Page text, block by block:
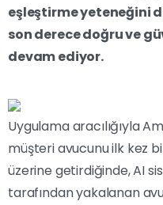
eşleştirme yeteneğini
son derece doğru ve
devam ediyor.
Uygulama aracılığıyla
müşteri avucunu ilk kez
üzerine getirdiğinde, AI
tarafından yakalanan